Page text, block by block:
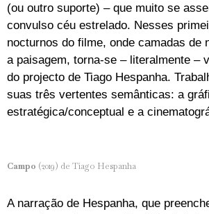
(ou outro suporte) – que muito se
convulso céu estrelado. Nesses
nocturnos do filme, onde camadas de
a paisagem, torna-se – literalmente –
do projecto de Tiago Hespanha.
suas três vertentes semânticas: a
estratégica/conceptual e a
Campo (2019) de Tiago Hespanha
A narração de Hespanha, que